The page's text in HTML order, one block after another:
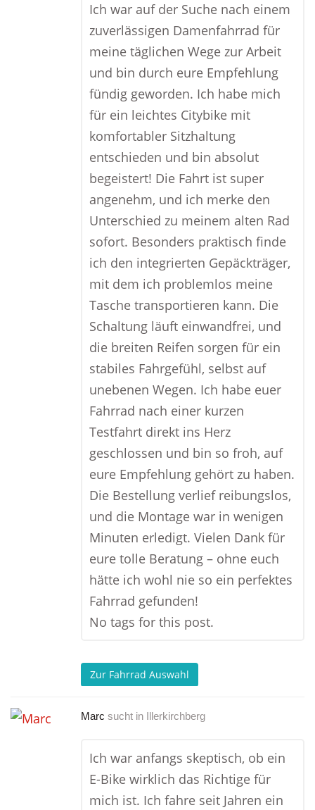
Ich war auf der Suche nach einem
zuverlässigen Damenfahrrad für
meine täglichen Wege zur Arbeit
und bin durch eure Empfehlung
fündig geworden. Ich habe mich
für ein leichtes Citybike mit
komfortabler Sitzhaltung
entschieden und bin absolut
begeistert! Die Fahrt ist super
angenehm, und ich merke den
Unterschied zu meinem alten Rad
sofort. Besonders praktisch finde
ich den integrierten Gepäckträger,
mit dem ich problemlos meine
Tasche transportieren kann. Die
Schaltung läuft einwandfrei, und
die breiten Reifen sorgen für ein
stabiles Fahrgefühl, selbst auf
unebenen Wegen. Ich habe euer
Fahrrad nach einer kurzen
Testfahrt direkt ins Herz
geschlossen und bin so froh, auf
eure Empfehlung gehört zu haben.
Die Bestellung verlief reibungslos,
und die Montage war in wenigen
Minuten erledigt. Vielen Dank für
eure tolle Beratung – ohne euch
hätte ich wohl nie so ein perfektes
Fahrrad gefunden!
No tags for this post.
Zur Fahrrad Auswahl
Marc sucht in Illerkirchberg
Ich war anfangs skeptisch, ob ein
E-Bike wirklich das Richtige für
mich ist. Ich fahre seit Jahren ein